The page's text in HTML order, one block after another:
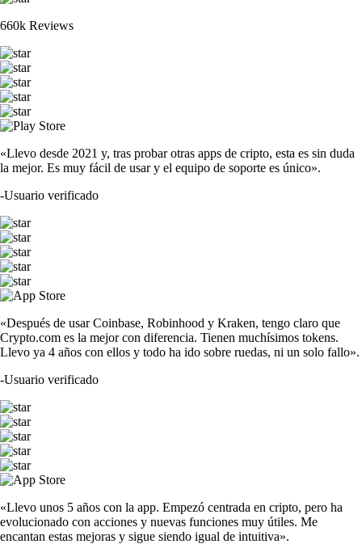
660k Reviews
«Llevo desde 2021 y, tras probar otras apps de cripto, esta es sin duda
la mejor. Es muy fácil de usar y el equipo de soporte es único».
-Usuario verificado
«Después de usar Coinbase, Robinhood y Kraken, tengo claro que
Crypto.com es la mejor con diferencia. Tienen muchísimos tokens.
Llevo ya 4 años con ellos y todo ha ido sobre ruedas, ni un solo fallo».
-Usuario verificado
«Llevo unos 5 años con la app. Empezó centrada en cripto, pero ha
evolucionado con acciones y nuevas funciones muy útiles. Me
encantan estas mejoras y sigue siendo igual de intuitiva».